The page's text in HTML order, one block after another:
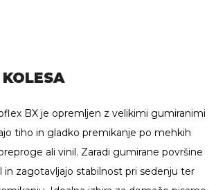
BX je opremljen z velikimi gumiranimi
tiho in gladko premikanje po mehkih
ali vinil. Zaradi gumirane površine
in zagotavljajo stabilnost pri sedenju ter